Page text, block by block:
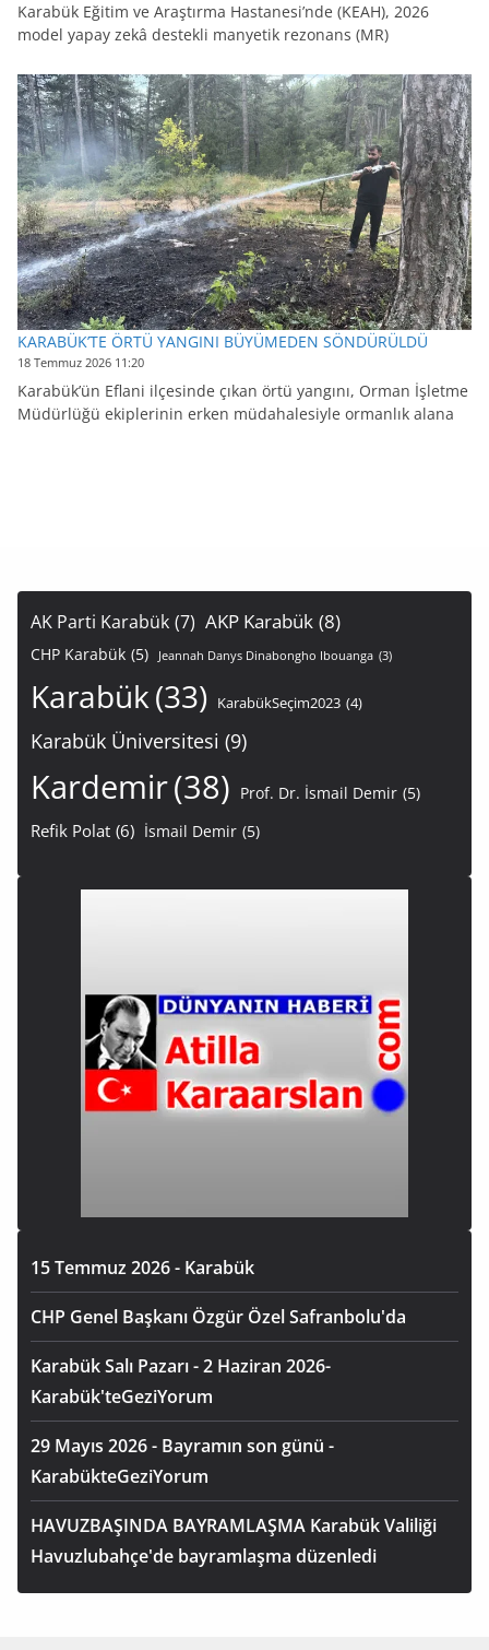
Karabük Eğitim ve Araştırma Hastanesi’nde (KEAH), 2026
model yapay zekâ destekli manyetik rezonans (MR)
KARABÜK’TE ÖRTÜ YANGINI BÜYÜMEDEN SÖNDÜRÜLDÜ
18 Temmuz 2026 11:20
Karabük’ün Eflani ilçesinde çıkan örtü yangını, Orman İşletme
Müdürlüğü ekiplerinin erken müdahalesiyle ormanlık alana
AK Parti Karabük (7) AKP Karabük (8)
CHP Karabük (5) Jeannah Danys Dinabongho Ibouanga (3)
Karabük(33) KarabükSeçim2023 (4)
Karabük Üniversitesi (9)
Kardemir(38) Prof. Dr. İsmail Demir (5)
Refik Polat (6) İsmail Demir (5)
15 Temmuz 2026 - Karabük
CHP Genel Başkanı Özgür Özel Safranbolu'da
Karabük Salı Pazarı - 2 Haziran 2026-
Karabük'teGeziYorum
29 Mayıs 2026 - Bayramın son günü -
KarabükteGeziYorum
HAVUZBAŞINDA BAYRAMLAŞMA Karabük Valiliği
Havuzlubahçe'de bayramlaşma düzenledi